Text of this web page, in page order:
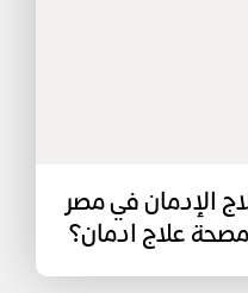
الإدمان في مصر